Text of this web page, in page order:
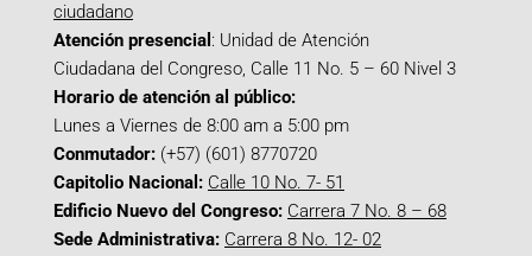
ciudadano
Atención presencial : Unidad de Atención
Ciudadana del Congreso, Calle 11 No. 5 – 60 Nivel 3
Horario de atención al público:
Lunes a Viernes de 8:00 am a 5:00 pm
Conmutador: (+57) (601) 8770720
Capitolio Nacional: Calle 10 No. 7- 51
Edificio Nuevo del Congreso: Carrera 7 No. 8 – 68
Sede Administrativa: Carrera 8 No. 12- 02